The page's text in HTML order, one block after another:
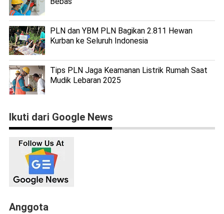
PLN dan YBM PLN Bagikan 2.811 Hewan
Kurban ke Seluruh Indonesia
Tips PLN Jaga Keamanan Listrik Rumah Saat
Mudik Lebaran 2025
Ikuti dari Google News
Anggota